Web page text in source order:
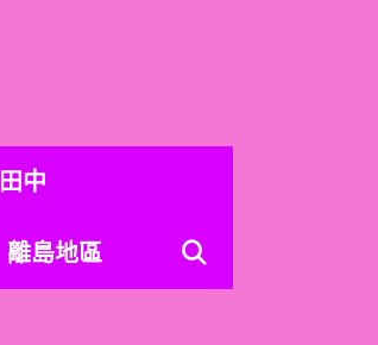
中
離島地區